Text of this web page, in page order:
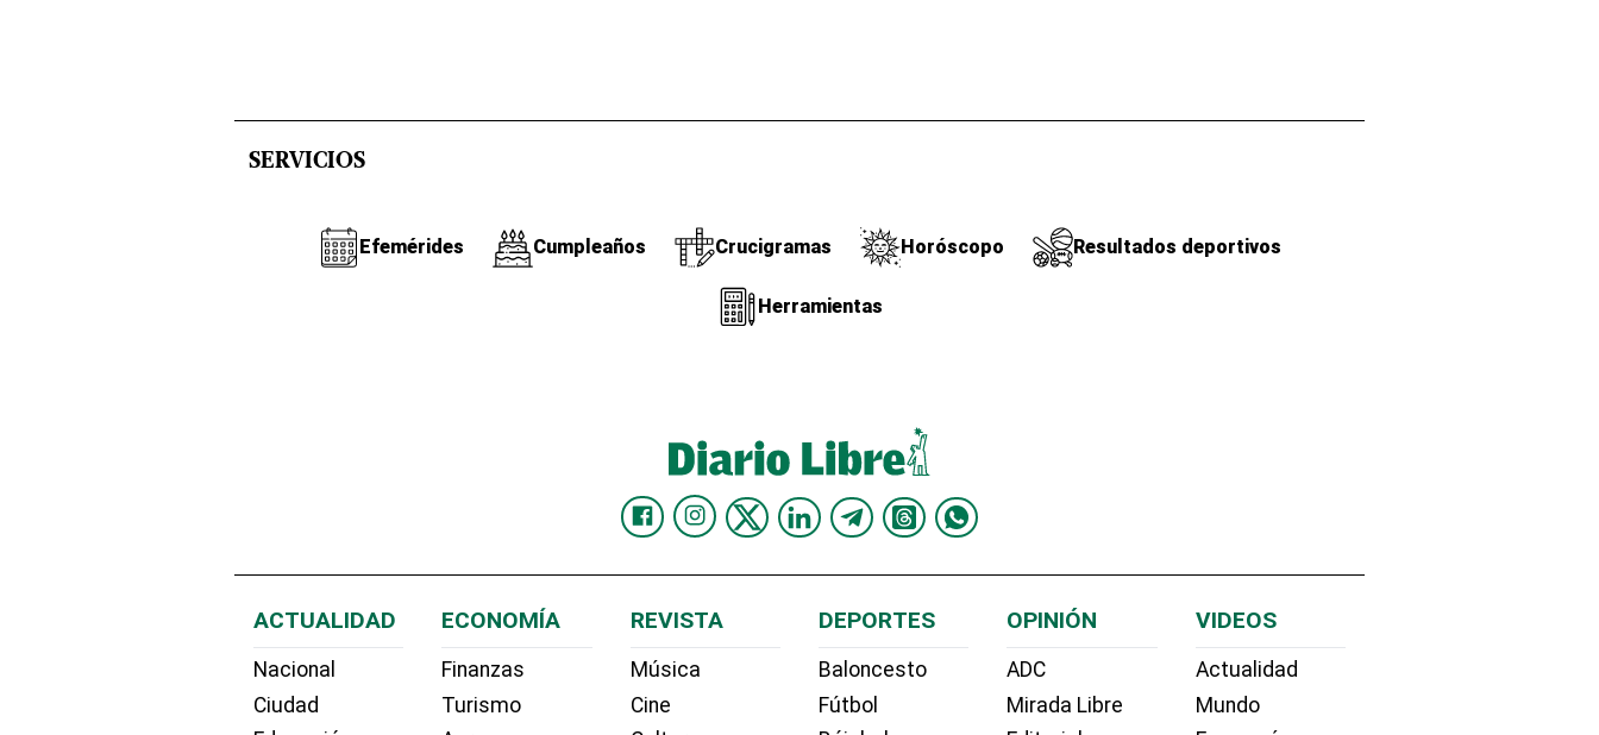
SERVICIOS
Efemérides Cumpleaños Crucigramas Horóscopo Resultados deportivos
Herramientas
ACTUALIDAD
Nacional
Ciudad
ECONOMÍA
Finanzas
Turismo
REVISTA
Música
Cine
DEPORTES
Baloncesto
Fútbol
OPINIÓN
ADC
Mirada Libre
VIDEOS
Actualidad
Mundo